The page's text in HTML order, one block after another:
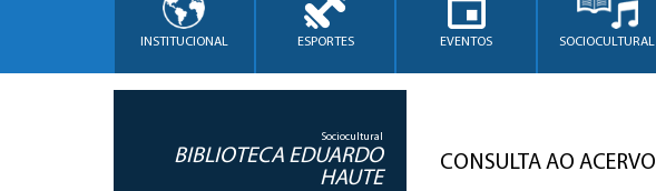
INSTITUCIONAL ESPORTES EVENTOS SOCIOCULTURAL
Sociocultural
BIBLIOTECA EDUARDO
HAUTE
CONSULTA AO ACERVO